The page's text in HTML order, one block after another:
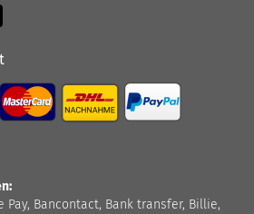
Pay, Bancontact, Bank transfer, Billie,